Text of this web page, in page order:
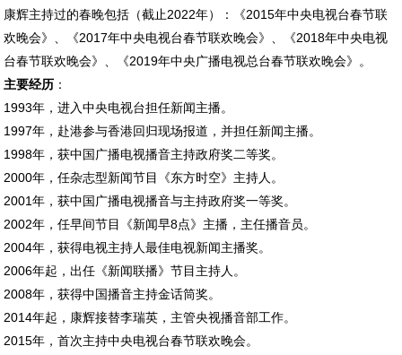
康辉主持过的春晚包括（截止2022年）：《2015年中央电视台春节联
欢晚会》、《2017年中央电视台春节联欢晚会》、《2018年中央电视
台春节联欢晚会》、《2019年中央广播电视总台春节联欢晚会》。
主要经历 ：
1993年，进入中央电视台担任新闻主播。
1997年，赴港参与香港回归现场报道，并担任新闻主播。
1998年，获中国广播电视播音主持政府奖二等奖。
2000年，任杂志型新闻节目《东方时空》主持人。
2001年，获中国广播电视播音与主持政府奖一等奖。
2002年，任早间节目《新闻早8点》主播，主任播音员。
2004年，获得电视主持人最佳电视新闻主播奖。
2006年起，出任《新闻联播》节目主持人。
2008年，获得中国播音主持金话筒奖。
2014年起，康辉接替李瑞英，主管央视播音部工作。
2015年，首次主持中央电视台春节联欢晚会。